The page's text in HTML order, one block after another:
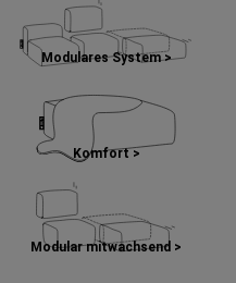
Modulares System >
Komfort >
Modular mitwachsend >